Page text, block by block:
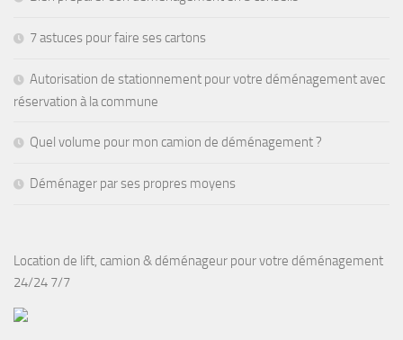
7 astuces pour faire ses cartons
Autorisation de stationnement pour votre déménagement avec
réservation à la commune
Quel volume pour mon camion de déménagement ?
Déménager par ses propres moyens
Location de lift, camion & déménageur pour votre déménagement
24/24 7/7